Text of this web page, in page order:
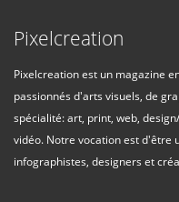
Pixelcreation
Pixelcreation est un magazine
passionnés d'arts visuels, de
spécialité: art, print, web,
vidéo. Notre vocation est d'être
infographistes, designers et